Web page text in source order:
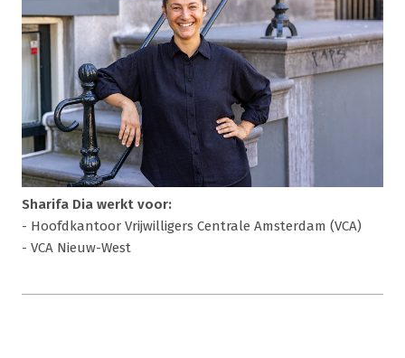
Sharifa Dia werkt voor:
- Hoofdkantoor Vrijwilligers Centrale Amsterdam (VCA)
- VCA Nieuw-West